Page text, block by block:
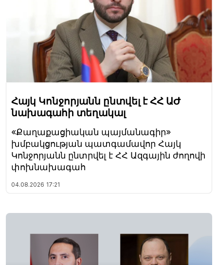
Հայկ Կոնջորյանն ընտվել է ՀՀ ԱԺ
նախագահի տեղակալ
«Քաղաքացիական պայմանագիր»
խմբակցության պատգամավոր Հայկ
Կոնջորյանն ընտրվել է ՀՀ Ազգային ժողովի
փոխնախագահ
04.08.2026 17:21